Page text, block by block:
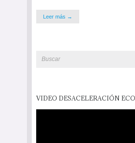
Leer más →
VIDEO DESACELERACIÓN